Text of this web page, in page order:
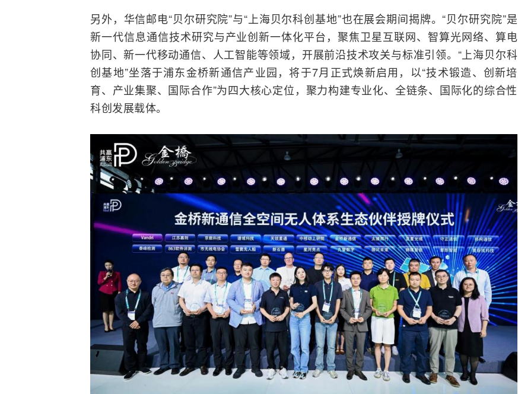
另外，华信邮电“贝尔研究院”与“上海贝尔科创基地”也在展会期间揭牌。“贝尔研究院”是
新一代信息通信技术研究与产业创新一体化平台，聚焦卫星互联网、智算光网络、算电
协同、新一代移动通信、 人工智能等领域，开展前沿技术攻关与标准引领。“上海贝尔科
创基地”坐落于浦东金桥新通信产业园，将于7月正式焕新启用，以“技术锻造、创新培
育、产业集聚、国际合作”为四大核心定位，聚力构建专业化、全链条、国际化的综合性
科创发展载体。